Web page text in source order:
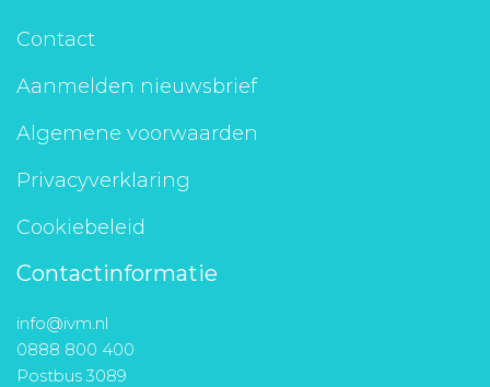
Contact
Aanmelden nieuwsbrief
Algemene voorwaarden
Privacyverklaring
Cookiebeleid
Contactinformatie
info@ivm.nl
0888 800 400
Postbus 3089